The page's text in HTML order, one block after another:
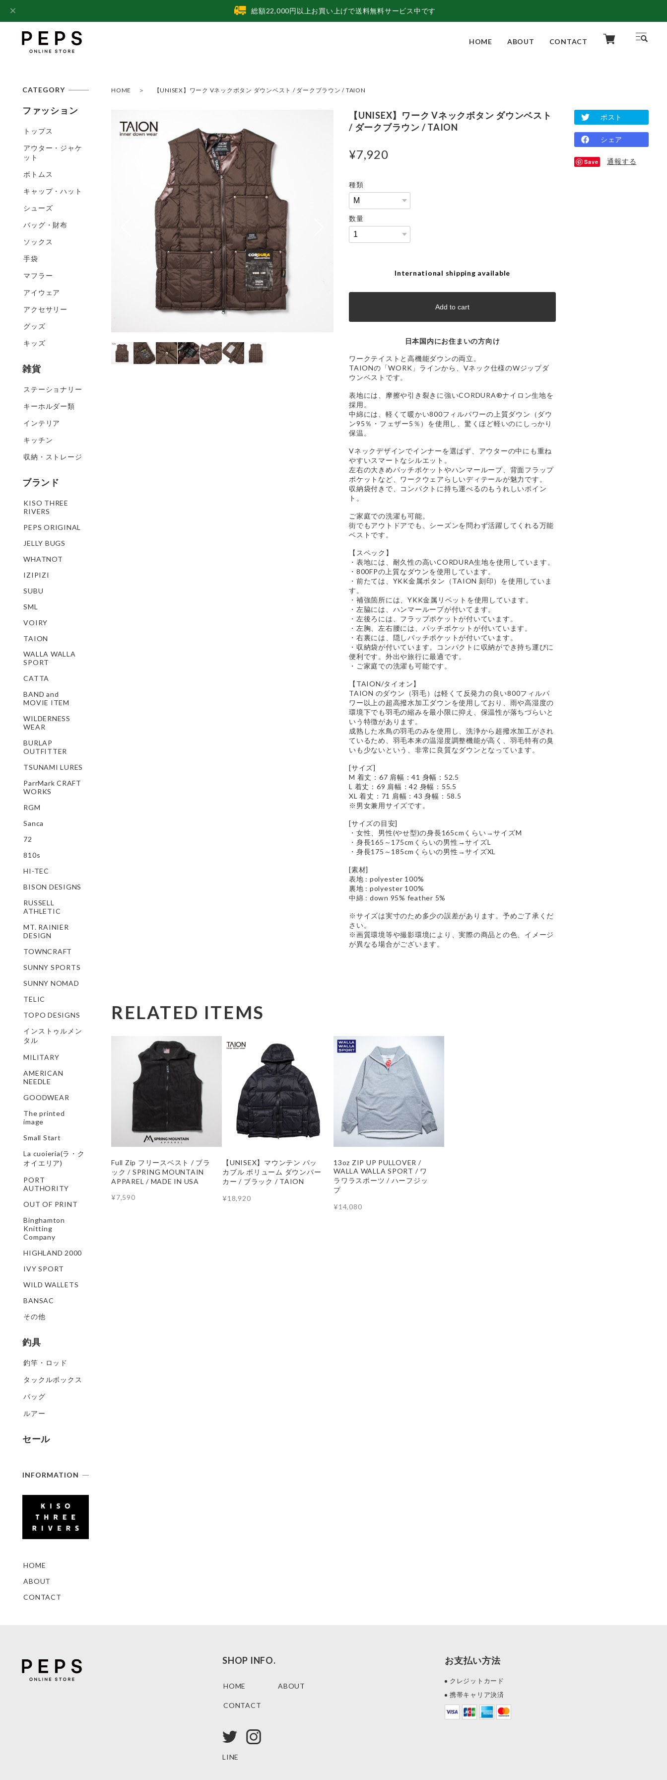
総額22,000円以上お買い上げで送料無料サービス中です
HOME ABOUT CONTACT
HOME 【UNISEX】ワーク Vネックボタン ダウンベスト / ダークブラウン / TAION
【UNISEX】ワーク Vネックボタン ダウンベスト
/ ダークブラウン / TAION
¥7,920
種類
数量
International shipping available
Add to cart
日本国内にお住まいの方向け
ワークテイストと高機能ダウンの両立。
TAIONの「WORK」ラインから、Vネック仕様のWジップダ
ウンベストです。
表地には、摩擦や引き裂きに強いCORDURA®ナイロン生地を
採用。
中綿には、軽くて暖かい800フィルパワーの上質ダウン（ダウ
ン95％・フェザー5％）を使用し、驚くほど軽いのにしっかり
保温。
Vネックデザインでインナーを選ばず、アウターの中にも重ね
やすいスマートなシルエット。
左右の大きめパッチポケットやハンマーループ、背面フラップ
ポケットなど、ワークウェアらしいディテールが魅力です。
収納袋付きで、コンパクトに持ち運べるのもうれしいポイン
ト。
ご家庭での洗濯も可能。
街でもアウトドアでも、シーズンを問わず活躍してくれる万能
ベストです。
【スペック】
・表地には、耐久性の高いCORDURA生地を使用しています。
・800FPの上質なダウンを使用しています。
・前たては、YKK金属ボタン（TAION 刻印）を使用していま
す。
・補強箇所には、YKK金属リベットを使用しています。
・左脇には、ハンマーループが付いてます。
・左後ろには、フラップポケットが付いています。
・左胸、左右腰には、パッチポケットが付いています。
・右裏には、隠しパッチポケットが付いています。
・収納袋が付いています。コンパクトに収納ができ持ち運びに
便利です。外出や旅行に最適です。
・ご家庭での洗濯も可能です。
【TAION/タイオン】
TAION のダウン（羽毛）は軽くて反発力の良い800フィルパ
ワー以上の超高撥水加工ダウンを使用しており、雨や高湿度の
環境下でも羽毛の縮みを最小限に抑え、保温性が落ちづらいと
いう特徴があります。
成熟した水鳥の羽毛のみを使用し、洗浄から超撥水加工がされ
ているため、羽毛本来の温湿度調整機能が高く、羽毛特有の臭
いも少ないという、非常に良質なダウンとなっています。
[サイズ]
M 着丈：67 肩幅：41 身幅：52.5
L 着丈：69 肩幅：42 身幅：55.5
XL 着丈：71 肩幅：43 身幅：58.5
※男女兼用サイズです。
[サイズの目安]
・女性、男性(やせ型)の身長165cmくらい→サイズM
・身長165～175cmくらいの男性→サイズL
・身長175～185cmくらいの男性→サイズXL
[素材]
表地 : polyester 100%
裏地 : polyester 100%
中綿 : down 95% feather 5%
※サイズは実寸のため多少の誤差があります。予めご了承くだ
さい。
※画質環境等や撮影環境により、実際の商品との色、イメージ
が異なる場合がございます。
ポスト
シェア
Save 通報する
RELATED ITEMS
Full Zip フリースベスト / ブラ
ック / SPRING MOUNTAIN
APPAREL / MADE IN USA
¥7,590
【UNISEX】マウンテン パッ
カブル ボリューム ダウンパー
カー / ブラック / TAION
¥18,920
13oz ZIP UP PULLOVER /
WALLA WALLA SPORT / ワ
ラワラスポーツ / ハーフジッ
プ
¥14,080
CATEGORY
ファッション
トップス
アウター・ジャケ
ット
ボトムス
キャップ・ハット
シューズ
バッグ・財布
ソックス
手袋
マフラー
アイウェア
アクセサリー
グッズ
キッズ
雑貨
ステーショナリー
キーホルダー類
インテリア
キッチン
収納・ストレージ
ブランド
KISO THREE
RIVERS
PEPS ORIGINAL
JELLY BUGS
WHATNOT
IZIPIZI
SUBU
SML
VOIRY
TAION
WALLA WALLA
SPORT
CATTA
BAND and
MOVIE ITEM
WILDERNESS
WEAR
BURLAP
OUTFITTER
TSUNAMI LURES
ParrMark CRAFT
WORKS
RGM
Sanca
72
810s
HI-TEC
BISON DESIGNS
RUSSELL
ATHLETIC
MT. RAINIER
DESIGN
TOWNCRAFT
SUNNY SPORTS
SUNNY NOMAD
TELIC
TOPO DESIGNS
インストゥルメン
タル
MILITARY
AMERICAN
NEEDLE
GOODWEAR
The printed
image
Small Start
La cuoieria(ラ・ク
オイエリア)
PORT
AUTHORITY
OUT OF PRINT
Binghamton
Knitting
Company
HIGHLAND 2000
IVY SPORT
WILD WALLETS
BANSAC
その他
釣具
釣竿・ロッド
タックルボックス
バッグ
ルアー
セール
INFORMATION
HOME
ABOUT
CONTACT
SHOP INFO.
HOME ABOUT
CONTACT
LINE
お支払い方法
クレジットカード
携帯キャリア決済